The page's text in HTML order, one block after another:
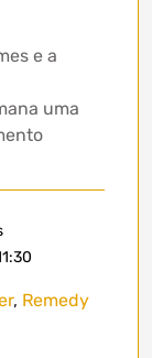
e a
uma
, Remedy